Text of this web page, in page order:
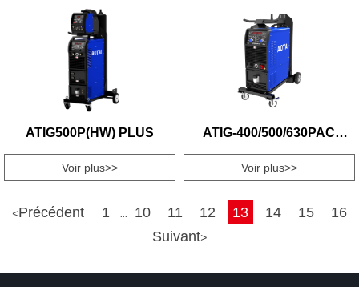
ATIG500P(HW) PLUS
Voir plus>>
ATIG-400/500/630PAC
Voir plus>>
<Précédent 1 10 11 12 13 14 15
16
Suivant>